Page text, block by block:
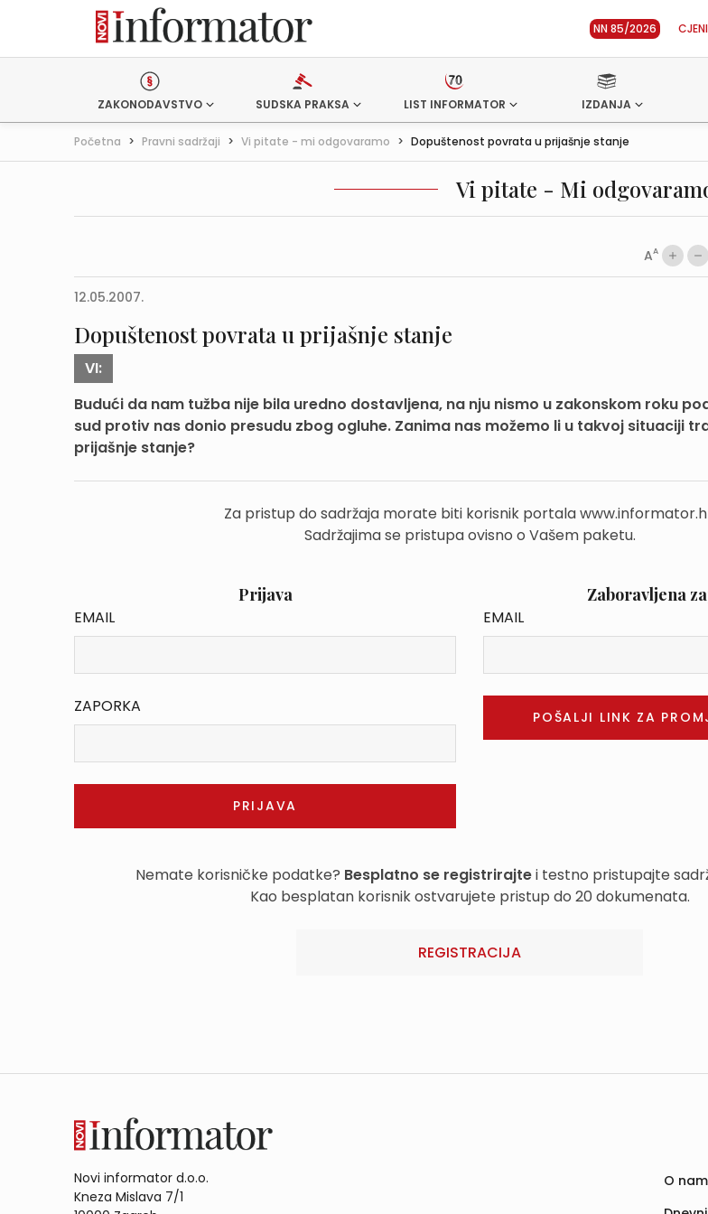
NN 85/2026
ZAKONODAVSTVO SUDSKA PRAKSA LIST INFORMATOR IZDANJA
Početna > Pravni sadržaji > Vi pitate - mi odgovaramo > Dopuštenost povrata u prijašnje stanje
Vi pitate - Mi
AA
12.05.2007.
Dopuštenost povrata u prijašnje stanje
VI:
Budući da nam tužba nije bila uredno dostavljena, na nju nismo u zakonskom roku
sud protiv nas donio presudu zbog ogluhe. Zanima nas možemo li u takvoj situaciji
prijašnje stanje?
Za pristup do sadržaja morate biti korisnik portala
Sadržajima se pristupa ovisno o Vašem paketu.
Prijava
EMAIL
ZAPORKA
Zaboravljena
EMAIL
Nemate korisničke podatke? Besplatno se registrirajtei testno pristupajte
Kao besplatan korisnik ostvarujete pristup do 20 dokumenata.
REGISTRACIJA
Novi informator d.o.o.
Kneza Mislava 7/1
O